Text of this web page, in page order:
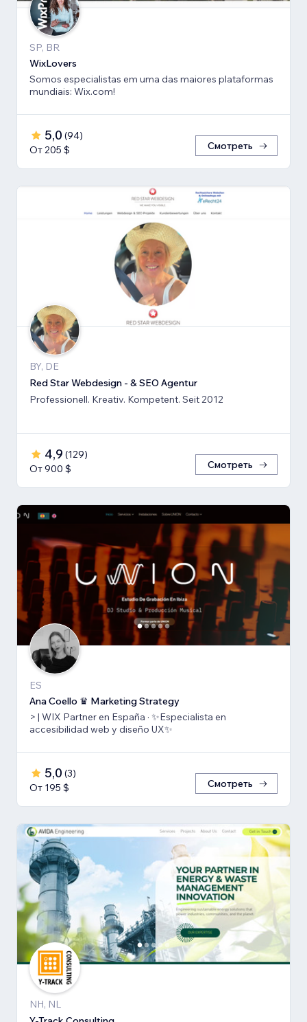
SP, BR
WixLovers
Somos especialistas em uma das maiores plataformas
mundiais: Wix.com!
5,0 (94)
От 205 $
Смотреть
BY, DE
Red Star Webdesign - & SEO Agentur
Professionell. Kreativ. Kompetent. Seit 2012
4,9 (129)
От 900 $
Смотреть
ES
Ana Coello ♛ Marketing Strategy
> | WIX Partner en España · ✨Especialista en
accesibilidad web y diseño UX✨
5,0 (3)
От 195 $
Смотреть
NH, NL